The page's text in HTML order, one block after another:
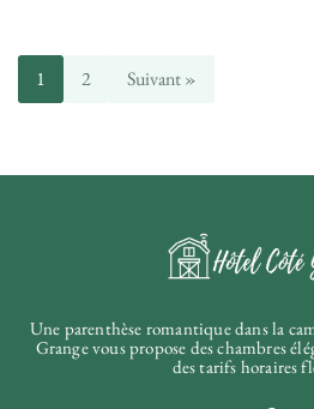
1 2 Suivant »
Une parenthèse romantique dans la
Grange vous propose des chambres
des tarifs horaires